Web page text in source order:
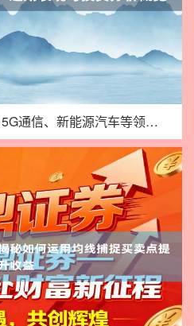
近年来，随着人工智能、5G通信、新能源汽车等领域的快速发展，